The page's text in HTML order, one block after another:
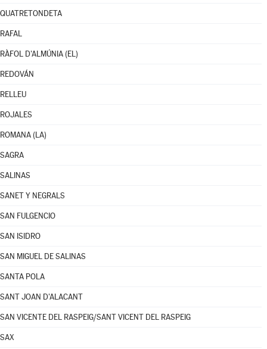
QUATRETONDETA
RAFAL
RÀFOL D'ALMÚNIA (EL)
REDOVÁN
RELLEU
ROJALES
ROMANA (LA)
SAGRA
SALINAS
SANET Y NEGRALS
SAN FULGENCIO
SAN ISIDRO
SAN MIGUEL DE SALINAS
SANTA POLA
SANT JOAN D'ALACANT
SAN VICENTE DEL RASPEIG/SANT VICENT DEL RASPEIG
SAX